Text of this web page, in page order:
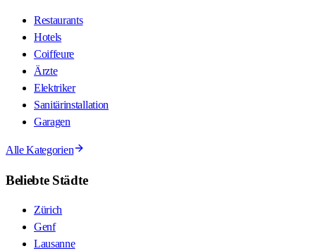
Restaurants
Hotels
Coiffeure
Ärzte
Elektriker
Sanitärinstallation
Garagen
Alle Kategorien
Beliebte Städte
Zürich
Genf
Lausanne